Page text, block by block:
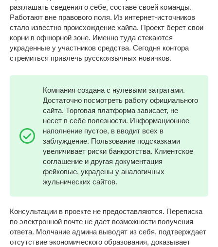
разглашать сведения о себе, составе своей команды.
Работают вне правового поля. Из интернет-источников
стало известно происхождение хайпа. Проект берет свои
корни в офшорной зоне. Именно туда стекаются
украденные у участников средства. Сегодня контора
стремиться привлечь русскоязычных новичков.
Компания создана с нулевыми затратами.
Достаточно посмотреть работу официального
сайта. Торговая платформа зависает, не
несет в себе полезности. Информационное
наполнение пустое, в вводит всех в
заблуждение. Пользование подсказками
увеличивает риски банкротства. Клиентское
соглашение и другая документация
фейковые, украдены у аналогичных
жульнических сайтов.
Консультации в проекте не предоставляются. Переписка
по электронной почте не дает возможности получения
ответа. Молчание админа выводят из себя, подтверждает
отсутствие экономического образования, доказывает